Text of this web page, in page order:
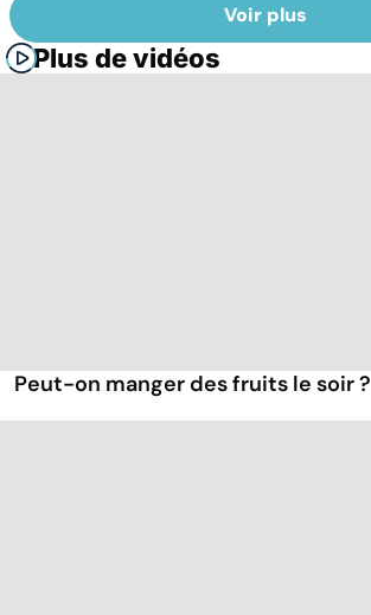
Voir plus
Plus de vidéos
Peut-on manger des fruits le soir ?